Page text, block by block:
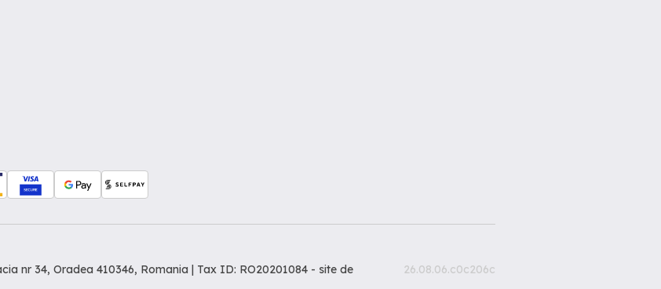
nr 34, Oradea 410346, Romania | Tax ID: RO20201084 - site de
26.08.06.c0c206c